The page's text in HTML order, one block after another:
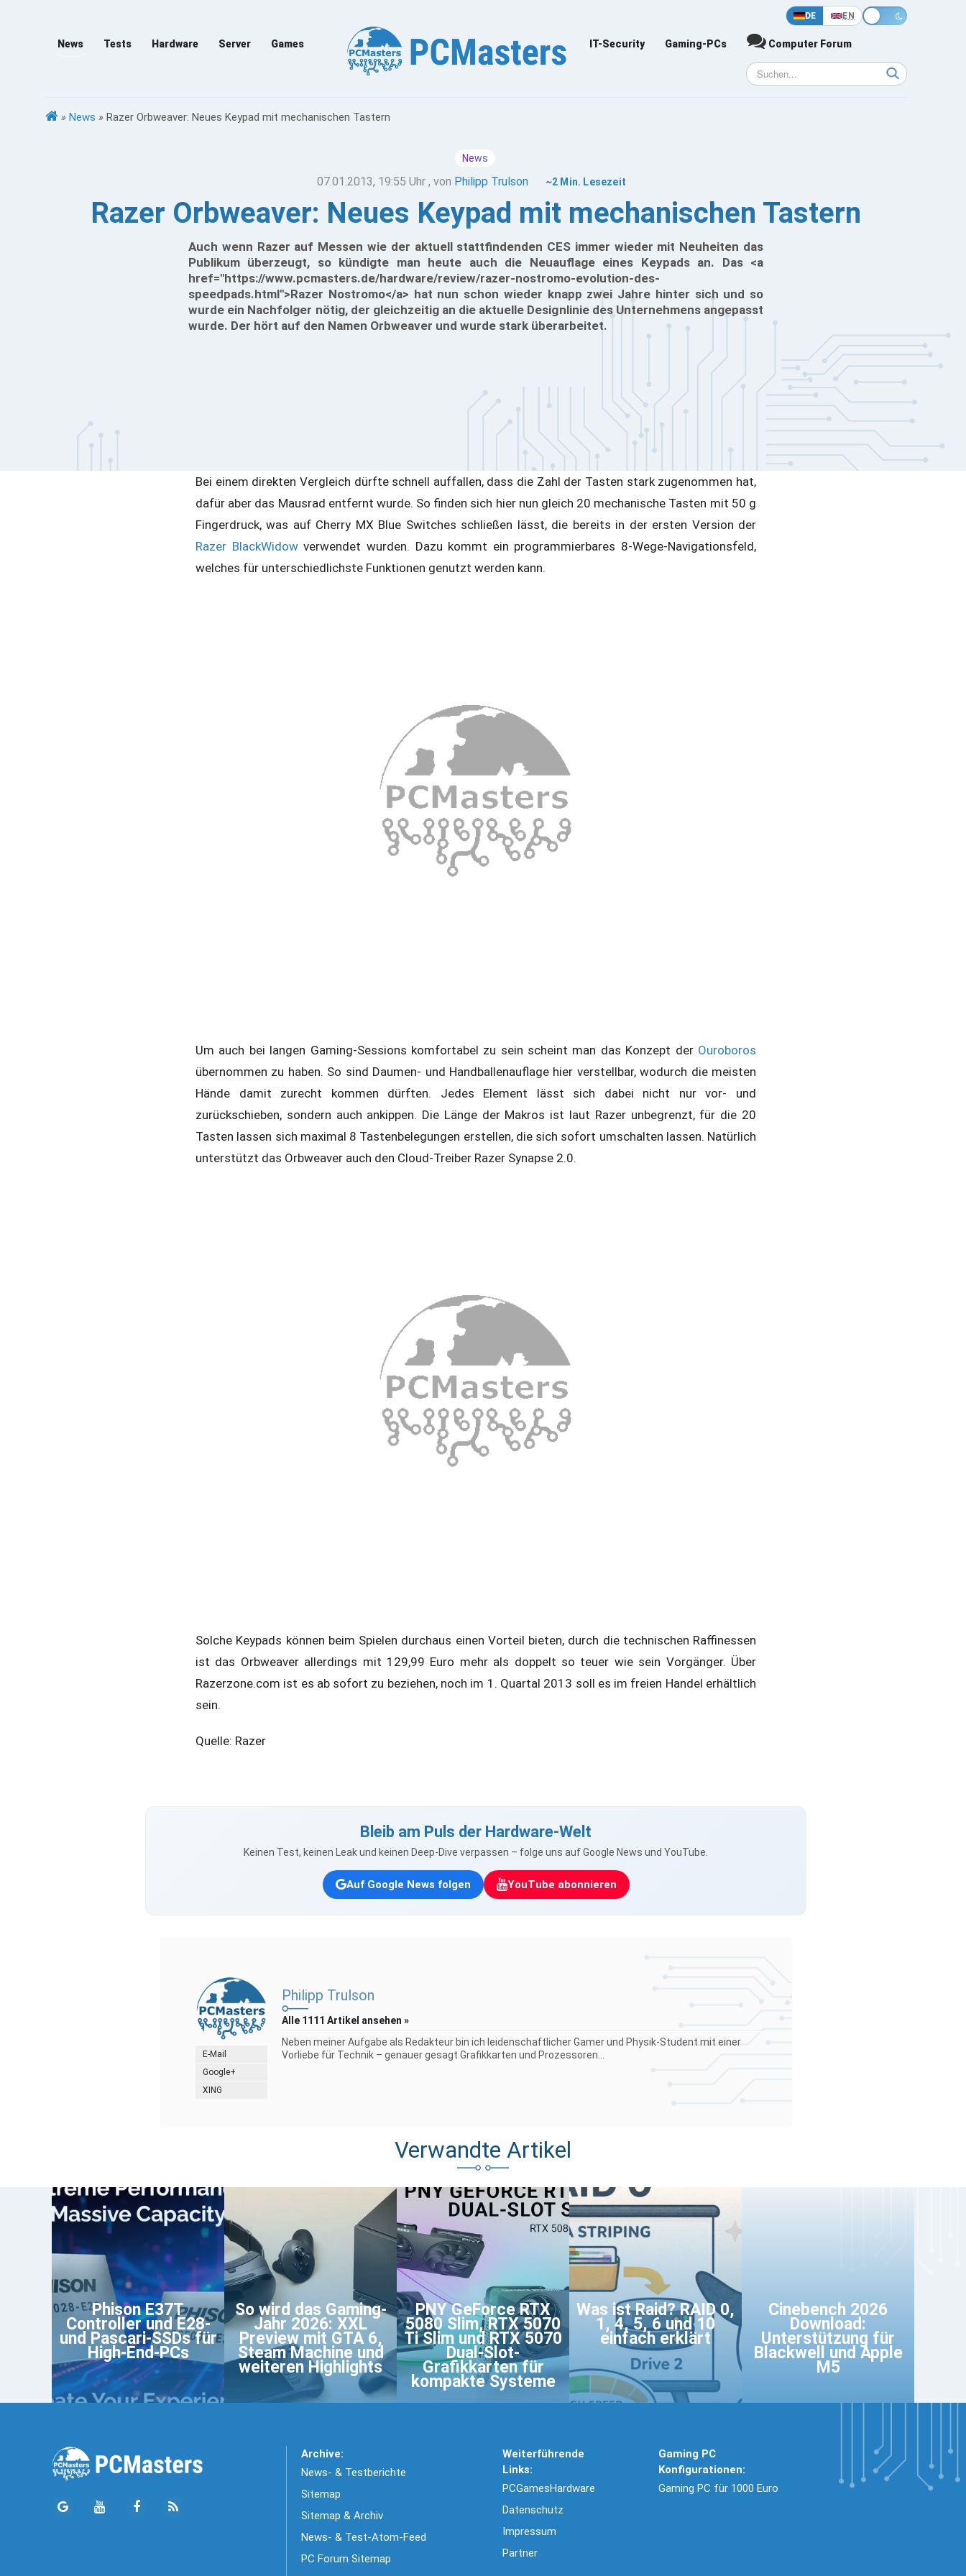
DE EN
News Tests Hardware Server Games IT-Security Gaming-PCs Computer Forum
» News » Razer Orbweaver: Neues Keypad mit mechanischen Tastern
News
07.01.2013, 19:55 Uhr , von Philipp Trulson ~2 Min. Lesezeit
Razer Orbweaver: Neues Keypad mit mechanischen Tastern
Auch wenn Razer auf Messen wie der aktuell stattfindenden CES immer wieder mit Neuheiten das
Publikum überzeugt, so kündigte man heute auch die Neuauflage eines Keypads an. Das <a
href="https://www.pcmasters.de/hardware/review/razer-nostromo-evolution-des-
speedpads.html">Razer Nostromo</a> hat nun schon wieder knapp zwei Jahre hinter sich und so
wurde ein Nachfolger nötig, der gleichzeitig an die aktuelle Designlinie des Unternehmens angepasst
wurde. Der hört auf den Namen Orbweaver und wurde stark überarbeitet.
Bei einem direkten Vergleich dürfte schnell auffallen, dass die Zahl der Tasten stark zugenommen hat,
dafür aber das Mausrad entfernt wurde. So finden sich hier nun gleich 20 mechanische Tasten mit 50 g
Fingerdruck, was auf Cherry MX Blue Switches schließen lässt, die bereits in der ersten Version der
Razer BlackWidowverwendet wurden. Dazu kommt ein programmierbares 8-Wege-Navigationsfeld,
welches für unterschiedlichste Funktionen genutzt werden kann.
Um auch bei langen Gaming-Sessions komfortabel zu sein scheint man das Konzept der Ouroboros
übernommen zu haben. So sind Daumen- und Handballenauflage hier verstellbar, wodurch die meisten
Hände damit zurecht kommen dürften. Jedes Element lässt sich dabei nicht nur vor- und
zurückschieben, sondern auch ankippen. Die Länge der Makros ist laut Razer unbegrenzt, für die 20
Tasten lassen sich maximal 8 Tastenbelegungen erstellen, die sich sofort umschalten lassen. Natürlich
unterstützt das Orbweaver auch den Cloud-Treiber Razer Synapse 2.0.
Solche Keypads können beim Spielen durchaus einen Vorteil bieten, durch die technischen Raffinessen
ist das Orbweaver allerdings mit 129,99 Euro mehr als doppelt so teuer wie sein Vorgänger. Über
Razerzone.com ist es ab sofort zu beziehen, noch im 1. Quartal 2013 soll es im freien Handel erhältlich
sein.
Quelle: Razer
Bleib am Puls der Hardware-Welt
Keinen Test, keinen Leak und keinen Deep-Dive verpassen – folge uns auf Google News und YouTube.
Auf Google News folgen YouTube abonnieren
E-Mail
Google+
XING
Philipp Trulson
Alle 1111 Artikel ansehen »
Neben meiner Aufgabe als Redakteur bin ich leidenschaftlicher Gamer und Physik-Student mit einer
Vorliebe für Technik – genauer gesagt Grafikkarten und Prozessoren...
Verwandte Artikel
Phison E37T
Controller und E28-
und Pascari-SSDs für
High-End-PCs
So wird das Gaming-
Jahr 2026: XXL
Preview mit GTA 6,
Steam Machine und
weiteren Highlights
PNY GeForce RTX
5080 Slim, RTX 5070
Ti Slim und RTX 5070
Dual-Slot-
Grafikkarten für
kompakte Systeme
Was ist Raid? RAID 0,
1, 4, 5, 6 und 10
einfach erklärt
Cinebench 2026
Download:
Unterstützung für
Blackwell und Apple
M5
Archive:
News- & Testberichte
Sitemap
Sitemap & Archiv
News- & Test-Atom-Feed
PC Forum Sitemap
Weiterführende
Links:
PCGamesHardware
Datenschutz
Impressum
Partner
Gaming PC
Konfigurationen:
Gaming PC für 1000 Euro